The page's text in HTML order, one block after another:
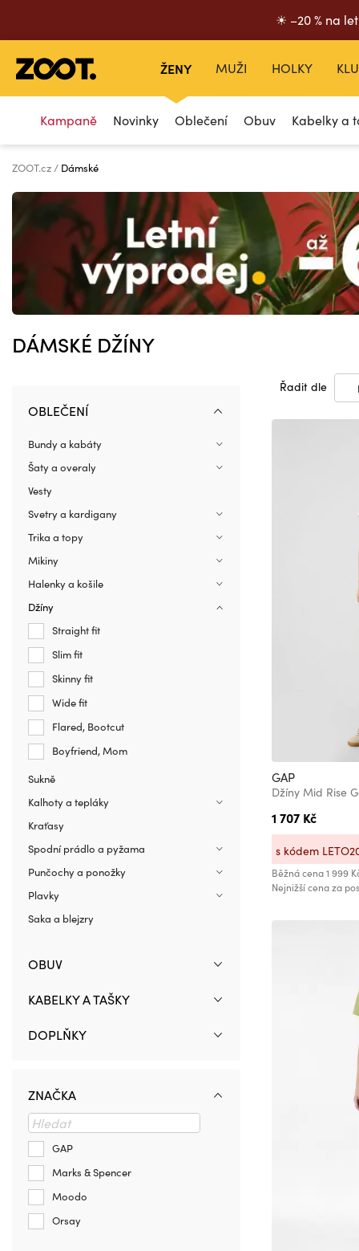
☀ –20 % na
ŽENY
Kampaně Novinky Oblečení Obuv Kabelky a
MUŽI HOLKY
ZOOT.cz Dámské
DÁMSKÉ DŽÍNY
Řadit dle
GAP
Džíny Mid Rise
1 707 Kč
Běžná cena 1 999
Nejnižší cena za
s kódem
OBLEČENÍ
Bundy a kabáty
Šaty a overaly
Vesty
Svetry a kardigany
Trika a topy
Mikiny
Halenky a košile
Džíny
Straight fit
Slim fit
Skinny fit
Wide fit
Flared, Bootcut
Boyfriend, Mom
Sukně
Kalhoty a tepláky
Kraťasy
Spodní prádlo a pyžama
Punčochy a ponožky
Plavky
Saka a blejzry
OBUV
KABELKY A TAŠKY
DOPLŇKY
ZNAČKA
GAP
Marks & Spencer
Moodo
Orsay